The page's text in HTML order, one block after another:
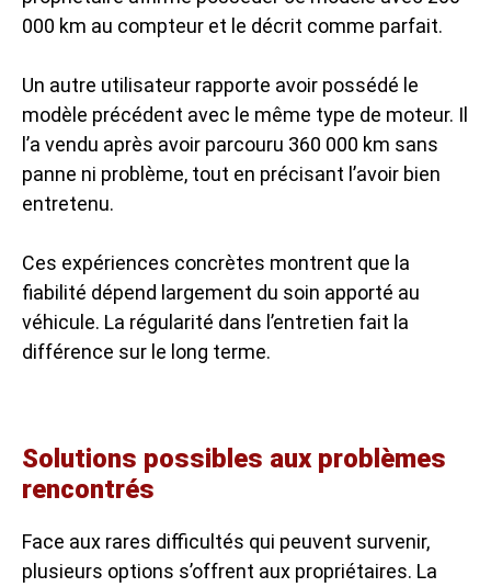
000 km au compteur et le décrit comme parfait.
Un autre utilisateur rapporte avoir possédé le
modèle précédent avec le même type de moteur. Il
l’a vendu après avoir parcouru 360 000 km sans
panne ni problème, tout en précisant l’avoir bien
entretenu.
Ces expériences concrètes montrent que la
fiabilité dépend largement du soin apporté au
véhicule. La régularité dans l’entretien fait la
différence sur le long terme.
Solutions possibles aux problèmes
rencontrés
Face aux rares difficultés qui peuvent survenir,
plusieurs options s’offrent aux propriétaires. La